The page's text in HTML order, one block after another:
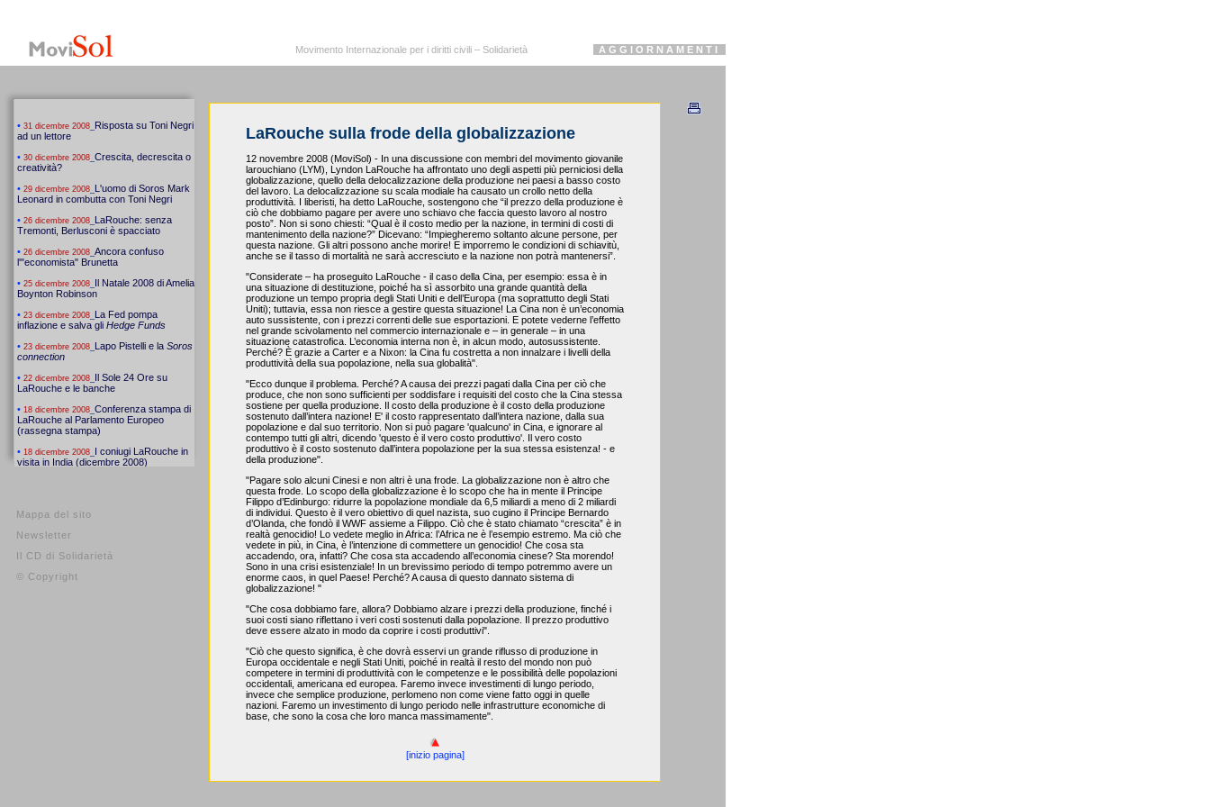
Mappa del sito
Newsletter
Il CD di Solidarietà
© Copyright
Movimento Internazionale per i diritti civili – Solidarietà A G G I O R N A M E N T I
LaRouche sulla frode della globalizzazione
12 novembre 2008 (MoviSol) - In una discussione con membri del movimento giovanile
larouchiano (LYM), Lyndon LaRouche ha affrontato uno degli aspetti più perniciosi della
globalizzazione, quello della delocalizzazione della produzione nei paesi a basso costo
del lavoro. La delocalizzazione su scala modiale ha causato un crollo netto della
produttività. I liberisti, ha detto LaRouche, sostengono che “il prezzo della produzione è
ciò che dobbiamo pagare per avere uno schiavo che faccia questo lavoro al nostro
posto”. Non si sono chiesti: “Qual è il costo medio per la nazione, in termini di costi di
mantenimento della nazione?” Dicevano: “Impiegheremo soltanto alcune persone, per
questa nazione. Gli altri possono anche morire! E imporremo le condizioni di schiavitù,
anche se il tasso di mortalità ne sarà accresciuto e la nazione non potrà mantenersi”.
"Considerate – ha proseguito LaRouche - il caso della Cina, per esempio: essa è in
una situazione di destituzione, poiché ha sì assorbito una grande quantità della
produzione un tempo propria degli Stati Uniti e dell’Europa (ma soprattutto degli Stati
Uniti); tuttavia, essa non riesce a gestire questa situazione! La Cina non è un’economia
auto sussistente, con i prezzi correnti delle sue esportazioni. E potete vederne l’effetto
nel grande scivolamento nel commercio internazionale e – in generale – in una
situazione catastrofica. L’economia interna non è, in alcun modo, autosussistente.
Perché? È grazie a Carter e a Nixon: la Cina fu costretta a non innalzare i livelli della
produttività della sua popolazione, nella sua globalità".
"Ecco dunque il problema. Perché? A causa dei prezzi pagati dalla Cina per ciò che
produce, che non sono sufficienti per soddisfare i requisiti del costo che la Cina stessa
sostiene per quella produzione. Il costo della produzione è il costo della produzione
sostenuto dall’intera nazione! E' il costo rappresentato dall’intera nazione, dalla sua
popolazione e dal suo territorio. Non si può pagare 'qualcuno' in Cina, e ignorare al
contempo tutti gli altri, dicendo 'questo è il vero costo produttivo'. Il vero costo
produttivo è il costo sostenuto dall’intera popolazione per la sua stessa esistenza! - e
della produzione".
"Pagare solo alcuni Cinesi e non altri è una frode. La globalizzazione non è altro che
questa frode. Lo scopo della globalizzazione è lo scopo che ha in mente il Principe
Filippo d’Edinburgo: ridurre la popolazione mondiale da 6,5 miliardi a meno di 2 miliardi
di individui. Questo è il vero obiettivo di quel nazista, suo cugino il Principe Bernardo
d’Olanda, che fondò il WWF assieme a Filippo. Ciò che è stato chiamato “crescita” è in
realtà genocidio! Lo vedete meglio in Africa: l’Africa ne è l’esempio estremo. Ma ciò che
vedete in più, in Cina, è l’intenzione di commettere un genocidio! Che cosa sta
accadendo, ora, infatti? Che cosa sta accadendo all’economia cinese? Sta morendo!
Sono in una crisi esistenziale! In un brevissimo periodo di tempo potremmo avere un
enorme caos, in quel Paese! Perché? A causa di questo dannato sistema di
globalizzazione! "
"Che cosa dobbiamo fare, allora? Dobbiamo alzare i prezzi della produzione, finché i
suoi costi siano riflettano i veri costi sostenuti dalla popolazione. Il prezzo produttivo
deve essere alzato in modo da coprire i costi produttivi".
"Ciò che questo significa, è che dovrà esservi un grande riflusso di produzione in
Europa occidentale e negli Stati Uniti, poiché in realtà il resto del mondo non può
competere in termini di produttività con le competenze e le possibilità delle popolazioni
occidentali, americana ed europea. Faremo invece investimenti di lungo periodo,
invece che semplice produzione, perlomeno non come viene fatto oggi in quelle
nazioni. Faremo un investimento di lungo periodo nelle infrastrutture economiche di
base, che sono la cosa che loro manca massimamente".
[inizio pagina]